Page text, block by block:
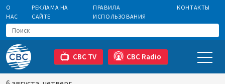
О
НАС
РЕКЛАМА НА
САЙТЕ
ПРАВИЛА
ИСПОЛЬЗОВАНИЯ
КОНТАКТЫ
CBC TV CBC Radio